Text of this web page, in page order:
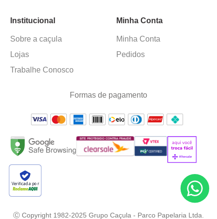
Institucional
Sobre a caçula
Lojas
Trabalhe Conosco
Minha Conta
Minha Conta
Pedidos
Formas de pagamento
Verificada por
Ⓒ Copyright 1982-2025 Grupo Caçula - Parco Papelaria Ltda.